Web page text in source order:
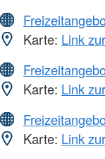
Karte: Link
Karte: Link
Karte: Link